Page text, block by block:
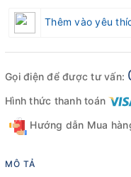
Thêm vào yêu
Gọi điện để được tư vấn:
Hình thức thanh toán
Hướng dẫn Mua
MÔ TẢ